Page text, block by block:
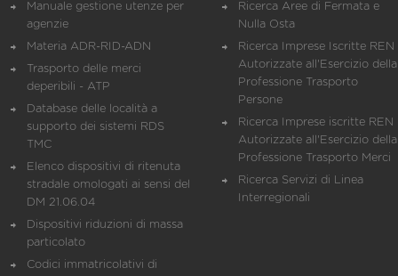
Manuale gestione utenze per
agenzie
Materia ADR-RID-ADN
Trasporto delle merci
deperibili - ATP
Database delle località a
supporto dei sistemi RDS
TMC
Elenco dispositivi di ritenuta
stradale omologati ai sensi del
DM 21.06.04
Dispositivi riduzioni di massa
particolato
Codici immatricolativi di
Ricerca Aree di Fermata e
Nulla Osta
Ricerca Imprese Iscritte REN
Autorizzate all'Esercizio della
Professione Trasporto
Persone
Ricerca Imprese iscritte REN
Autorizzate all'Esercizio della
Professione Trasporto Merci
Ricerca Servizi di Linea
Interregionali